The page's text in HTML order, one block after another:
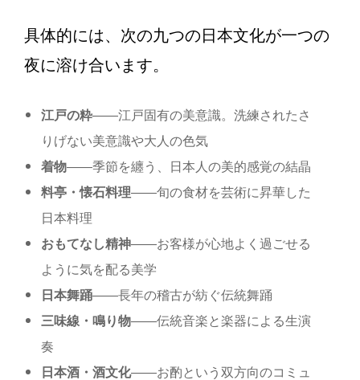
具体的には、次の九つの日本文化が一つの
夜に溶け合います。
江戸の粋——江戸固有の美意識。洗練されたさ
りげない美意識や大人の色気
着物——季節を纏う、日本人の美的感覚の結晶
料亭・懐石料理——旬の食材を芸術に昇華した
日本料理
おもてなし精神——お客様が心地よく過ごせる
ように気を配る美学
日本舞踊——長年の稽古が紡ぐ伝統舞踊
三味線・鳴り物——伝統音楽と楽器による生演
奏
日本酒・酒文化——お酌という双方向のコミュ